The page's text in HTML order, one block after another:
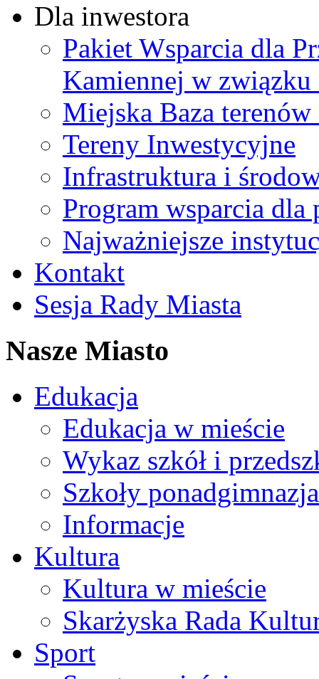
Dla inwestora
Pakiet Wsparcia dla
Kamiennej w
Miejska Baza
Tereny Inwestycyjne
Infrastruktura i
Program wsparcia
Najważniejsze
Kontakt
Sesja Rady Miasta
Nasze Miasto
Edukacja
Edukacja w mieście
Wykaz szkół i
Szkoły
Informacje
Kultura
Kultura w mieście
Skarżyska Rada
Sport